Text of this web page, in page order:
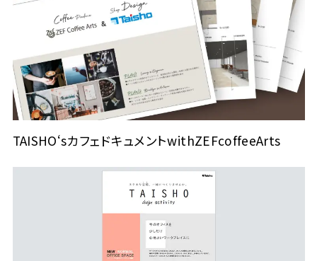
TAISHO‘sカフェドキュメントwithZEFcoffeeArts